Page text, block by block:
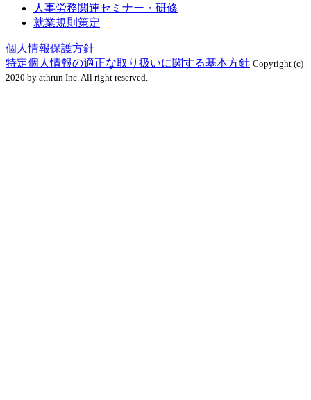
人事労務関連セミナー・研修
就業規則策定
個人情報保護方針
特定個人情報の適正な取り扱いに関する基本方針 Copyright (c)
2020 by athrun Inc. All right reserved.